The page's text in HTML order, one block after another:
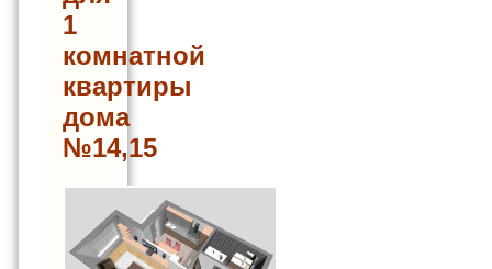
1
комнатной
квартиры
дома
№14,15